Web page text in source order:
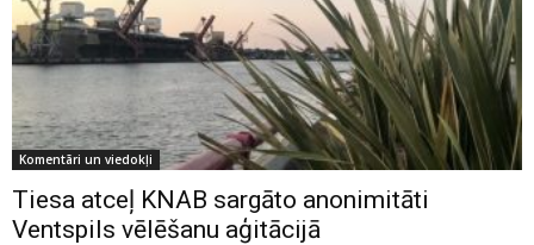
Komentāri un viedokļi
Tiesa atceļ KNAB sargāto anonimitāti
Ventspils vēlēšanu aģitācijā